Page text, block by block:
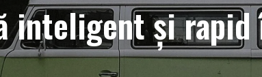
inteligent și rapid